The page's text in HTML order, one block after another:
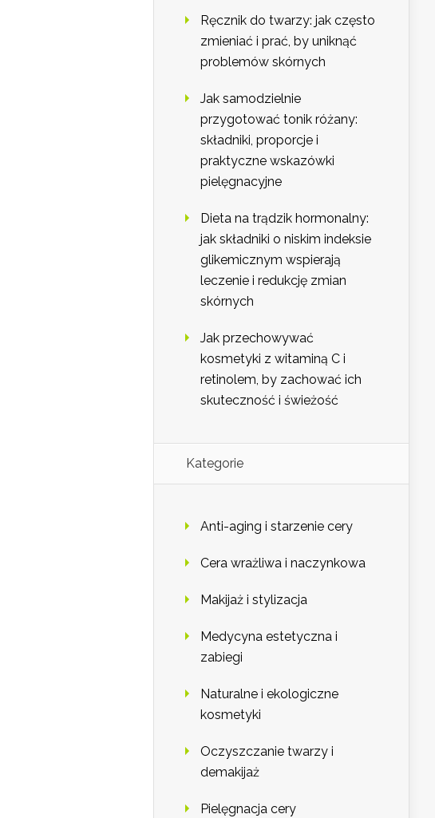
Ręcznik do twarzy: jak często
zmieniać i prać, by uniknąć
problemów skórnych
Jak samodzielnie
przygotować tonik różany:
składniki, proporcje i
praktyczne wskazówki
pielęgnacyjne
Dieta na trądzik hormonalny:
jak składniki o niskim indeksie
glikemicznym wspierają
leczenie i redukcję zmian
skórnych
Jak przechowywać
kosmetyki z witaminą C i
retinolem, by zachować ich
skuteczność i świeżość
Kategorie
Anti-aging i starzenie cery
Cera wrażliwa i naczynkowa
Makijaż i stylizacja
Medycyna estetyczna i
zabiegi
Naturalne i ekologiczne
kosmetyki
Oczyszczanie twarzy i
demakijaż
Pielęgnacja cery